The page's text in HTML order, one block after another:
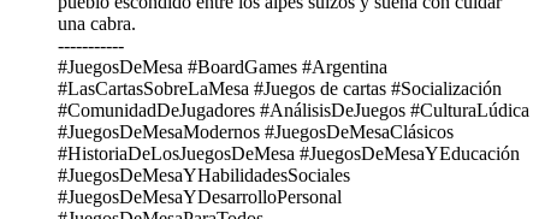
una cabra.
-----------
#JuegosDeMesa #BoardGames #Argentina
#LasCartasSobreLaMesa #Juegos de cartas #Socialización
#ComunidadDeJugadores #AnálisisDeJuegos #CulturaLúdica
#JuegosDeMesaModernos #JuegosDeMesaClásicos
#HistoriaDeLosJuegosDeMesa #JuegosDeMesaYEducación
#JuegosDeMesaYHabilidadesSociales
#JuegosDeMesaYDesarrolloPersonal